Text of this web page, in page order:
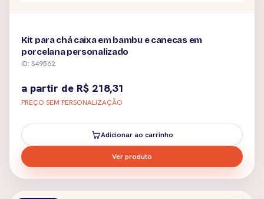
Kit para chá caixa em bambu e canecas em
porcelana personalizado
ID: S49562
a partir de R$ 218,31
PREÇO SEM PERSONALIZAÇÃO
Adicionar ao carrinho
Ver produto